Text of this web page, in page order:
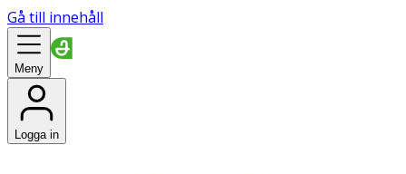
Gå till innehåll
Meny
Logga in